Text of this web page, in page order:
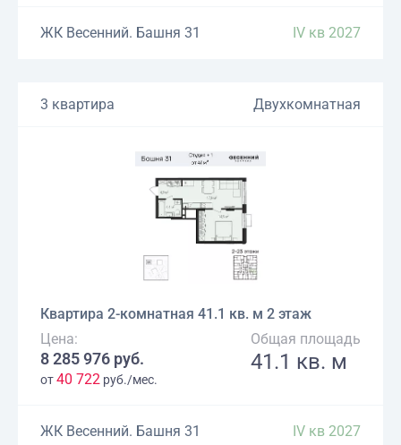
ЖК Весенний. Башня 31 IV кв 2027
3 квартира Двухкомнатная
Квартира 2-комнатная 41.1 кв. м 2 этаж
Цена:
8 285 976 руб.
от40 722 руб./мес.
Общая площадь
41.1 кв. м
ЖК Весенний. Башня 31 IV кв 2027